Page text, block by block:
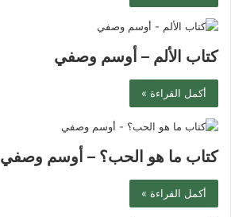
كتاب الألم – أوسم وصفي
أكمل القراءة »
كتاب ما هو الحب؟ – أوسم وصفي
أكمل القراءة »